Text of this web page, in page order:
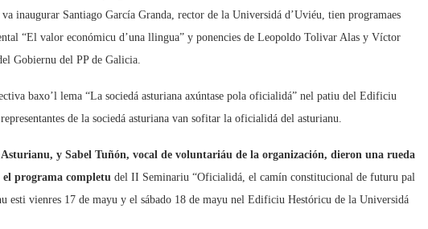
inaugurar Santiago García Granda, rector de la Universidá d’Uviéu, tien programaes
“El valor económicu d’una llingua” y ponencies de Leopoldo Tolivar Alas y Víctor
Gobiernu del PP de Galicia.
baxo’l lema “La sociedá asturiana axúntase pola oficialidá” nel patiu del Edificiu
de la sociedá asturiana van sofitar la oficialidá del asturianu.
y Sabel Tuñón, vocal de voluntariáu de la organización, dieron una rueda
el programa completu del II Seminariu “Oficialidá, el camín constitucional de futuru pal
esti vienres 17 de mayu y el sábado 18 de mayu nel Edificiu Hestóricu de la Universidá